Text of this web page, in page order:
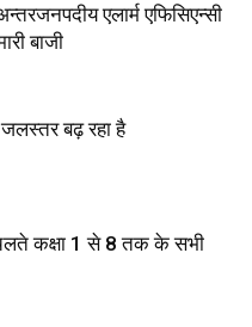
एलार्म एफिसिएन्सी
बाजी
जलस्तर बढ़ रहा है
कक्षा 1 से 8 तक के सभी